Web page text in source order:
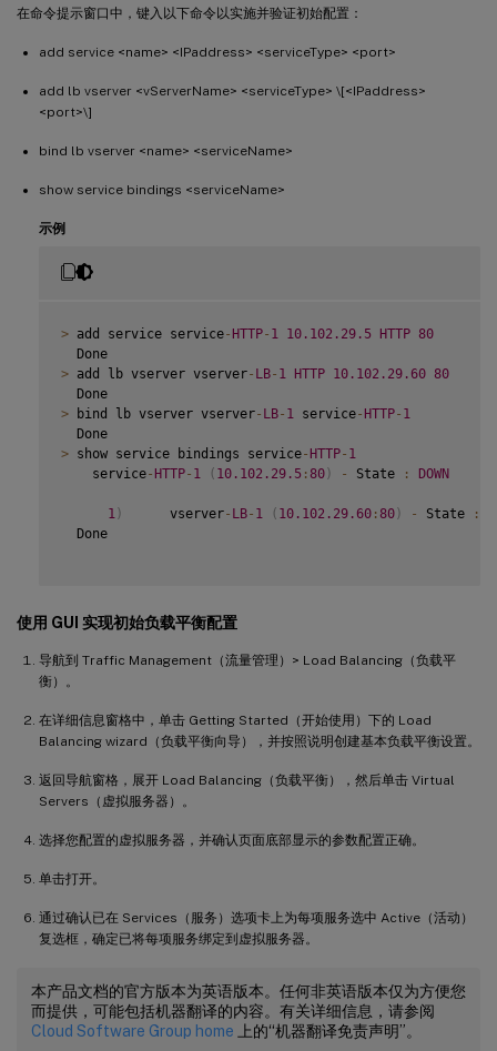
在命令提示窗口中，键入以下命令以实施并验证初始配置：
add service <name> <IPaddress> <serviceType> <port>
add lb vserver <vServerName> <serviceType> \[<IPaddress>
<port>\]
bind lb vserver <name> <serviceName>
show service bindings <serviceName>
示例
> add service service- HTTP- 1 10.102 .29 .5 HTTP 80
> add lb vserver vserver- LB- 1 HTTP 10.102 .29 .60 80
> bind lb vserver vserver- LB- 1 service- HTTP- 1
> show service bindings service- HTTP- 1
    service
- HTTP- 1 10.102 .29 .5 : 80 ) - State : DOWN
1 )
      vserver
- LB- 1 10.102 .29 .60 : 80 ) - State :
  Done
使用 GUI 实现初始负载平衡配置
导航到 Traffic Management（流量管理）> Load Balancing（负载平
衡）。
在详细信息窗格中，单击 Getting Started（开始使用）下的 Load
Balancing wizard（负载平衡向导），并按照说明创建基本负载平衡设置。
返回导航窗格，展开 Load Balancing（负载平衡），然后单击 Virtual
Servers（虚拟服务器）。
选择您配置的虚拟服务器，并确认页面底部显示的参数配置正确。
单击打开。
通过确认已在 Services（服务）选项卡上为每项服务选中 Active（活动）
复选框，确定已将每项服务绑定到虚拟服务器。
本产品文档的官方版本为英语版本。任何非英语版本仅为方便您
而提供，可能包括机器翻译的内容。有关详细信息，请参阅
Cloud Software Group home 上的“机器翻译免责声明”。